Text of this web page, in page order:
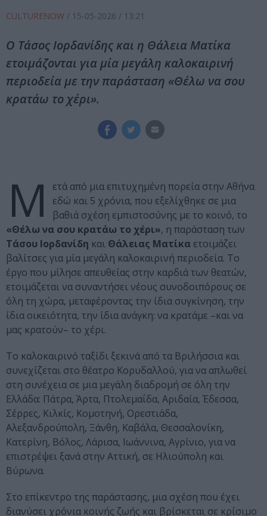
CULTURENOW / 15-05-2026 / 13:21
Ο Τάσος Ιορδανίδης και η Θάλεια Ματίκα
ετοιμάζονται για μία μεγάλη καλοκαιρινή
περιοδεία με την παράσταση «Θέλω να σου
κρατάω το χέρι».
Μ
ετά από μια επιτυχημένη πορεία στην Αθήνα
εδώ και 5 χρόνια, που εξελίχθηκε σε μια
βαθιά σχέση εμπιστοσύνης με το κοινό, το
«Θέλω να σου κρατάω το χέρι», η παράσταση των
Τάσου Ιορδανίδη και Θάλειας Ματίκα ετοιμάζει
βαλίτσες για μία μεγάλη καλοκαιρινή περιοδεία. Το
έργο που μίλησε απευθείας στην καρδιά των θεατών,
ετοιμάζεται να συναντήσει νέους συνοδοιπόρους σε
όλη τη χώρα, μεταφέροντας την ίδια συγκίνηση, την
ίδια οικειότητα, την ίδια ανάγκη: να κρατάμε –και να
μας κρατούν– το χέρι.
Το καλοκαιρινό ταξίδι ξεκινά από τα Βριλήσσια και
συνεχίζεται στο θέατρο Κορυδαλλού, για να απλωθεί
στη συνέχεια σε μια μεγάλη διαδρομή σε όλη την
Ελλάδα: Πάτρα, Άρτα, Πτολεμαΐδα, Αριδαία, Έδεσσα,
Σέρρες, Κιλκίς, Κομοτηνή, Ορεστιάδα,
Αλεξανδρούπολη, Ξάνθη, Καβάλα, Θεσσαλονίκη,
Κατερίνη, Βόλος, Λάρισα, Ιωάννινα, Αγρίνιο, για να
επιστρέψει ξανά στην Αττική, σε Ηλιούπολη και
Βύρωνα.
Στο επίκεντρο της παράστασης, μια σχέση που έχει
διανύσει χρόνια κοινής ζωής και βρίσκεται σε κρίσιμο